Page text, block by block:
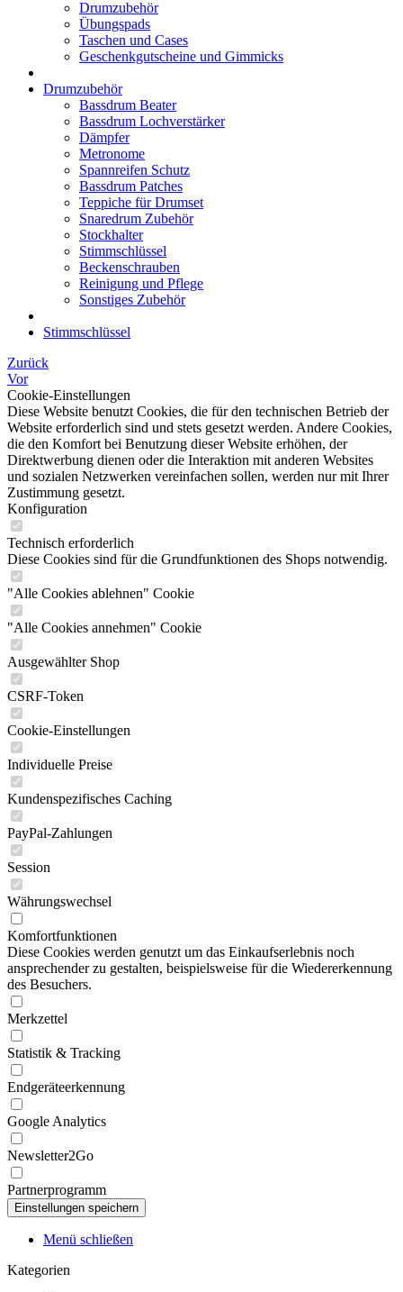
Drumzubehör
Übungspads
Taschen und Cases
Geschenkgutscheine und Gimmicks
Drumzubehör
Bassdrum Beater
Bassdrum Lochverstärker
Dämpfer
Metronome
Spannreifen Schutz
Bassdrum Patches
Teppiche für Drumset
Snaredrum Zubehör
Stockhalter
Stimmschlüssel
Beckenschrauben
Reinigung und Pflege
Sonstiges Zubehör
Stimmschlüssel
Zurück
Vor
Cookie-Einstellungen
Diese Website benutzt Cookies, die für den technischen Betrieb der
Website erforderlich sind und stets gesetzt werden. Andere Cookies,
die den Komfort bei Benutzung dieser Website erhöhen, der
Direktwerbung dienen oder die Interaktion mit anderen Websites
und sozialen Netzwerken vereinfachen sollen, werden nur mit Ihrer
Zustimmung gesetzt.
Konfiguration
Technisch erforderlich
Diese Cookies sind für die Grundfunktionen des Shops notwendig.
"Alle Cookies ablehnen" Cookie
"Alle Cookies annehmen" Cookie
Ausgewählter Shop
CSRF-Token
Cookie-Einstellungen
Individuelle Preise
Kundenspezifisches Caching
PayPal-Zahlungen
Session
Währungswechsel
Komfortfunktionen
Diese Cookies werden genutzt um das Einkaufserlebnis noch
ansprechender zu gestalten, beispielsweise für die Wiedererkennung
des Besuchers.
Merkzettel
Statistik & Tracking
Endgeräteerkennung
Google Analytics
Newsletter2Go
Partnerprogramm
Menü schließen
Kategorien